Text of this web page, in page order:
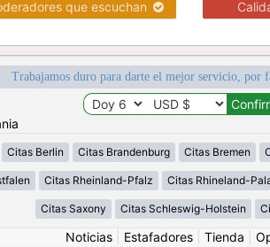
que escuchan
Trabajamos duro para darte el mejor servicio, por
Citas Berlin Citas Brandenburg Citas Bremen
Citas Rheinland-Pfalz Citas Rhineland-
Citas Saxony Citas Schleswig-Holstein
Noticias Estafadores Tienda